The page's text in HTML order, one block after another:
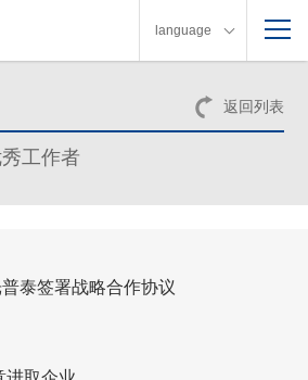
language
返回列表
工作者
泰签署战略合作协议